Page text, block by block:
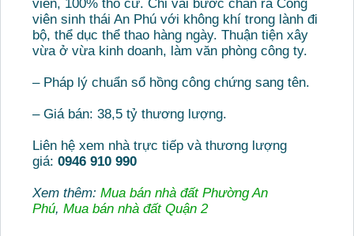
viên, 100% thổ cư. Chỉ vài bước chân ra Công
viên sinh thái An Phú với không khí trong lành đi
bộ, thể dục thể thao hàng ngày. Thuận tiện xây
vừa ở vừa kinh doanh, làm văn phòng công ty.
– Pháp lý chuẩn sổ hồng công chứng sang tên.
– Giá bán: 38,5 tỷ thương lượng.
Liên hệ xem nhà trực tiếp và thương lượng
giá: 0946 910 990
Xem thêm: Mua bán nhà đất Phường An
Phú, Mua bán nhà đất Quận 2